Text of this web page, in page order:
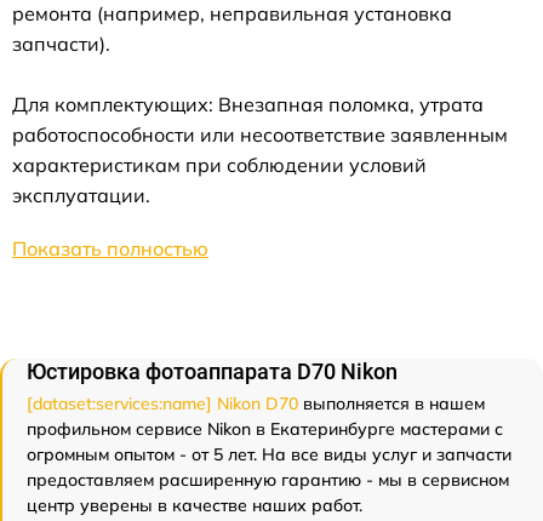
ремонта (например, неправильная установка
запчасти).
Для комплектующих: Внезапная поломка, утрата
работоспособности или несоответствие заявленным
характеристикам при соблюдении условий
эксплуатации.
Показать полностью
Юстировка фотоаппарата D70 Nikon
[dataset:services:name] Nikon D70 выполняется в нашем
профильном сервисе Nikon в Екатеринбурге мастерами с
огромным опытом - от 5 лет. На все виды услуг и запчасти
предоставляем расширенную гарантию - мы в сервисном
центр уверены в качестве наших работ.